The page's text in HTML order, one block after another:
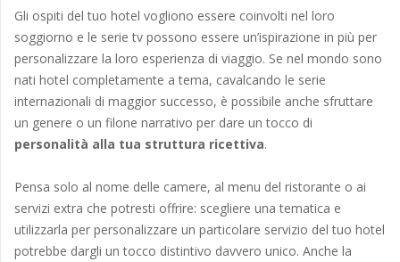
Gli ospiti del tuo hotel vogliono essere coinvolti nel loro
soggiorno e le serie tv possono essere un’ispirazione in più per
personalizzare la loro esperienza di viaggio. Se nel mondo sono
nati hotel completamente a tema, cavalcando le serie
internazionali di maggior successo, è possibile anche sfruttare
un genere o un filone narrativo per dare un tocco di
personalità alla tua struttura ricettiva.
Pensa solo al nome delle camere, al menu del ristorante o ai
servizi extra che potresti offrire: scegliere una tematica e
utilizzarla per personalizzare un particolare servizio del tuo hotel
potrebbe dargli un tocco distintivo davvero unico. Anche la